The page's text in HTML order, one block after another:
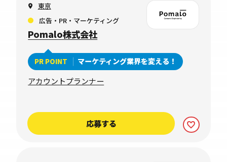
東京
広告・PR・マーケティング
Pomalo株式会社
PR POINT マーケティング業界を変える！
アカウントプランナー
応募する